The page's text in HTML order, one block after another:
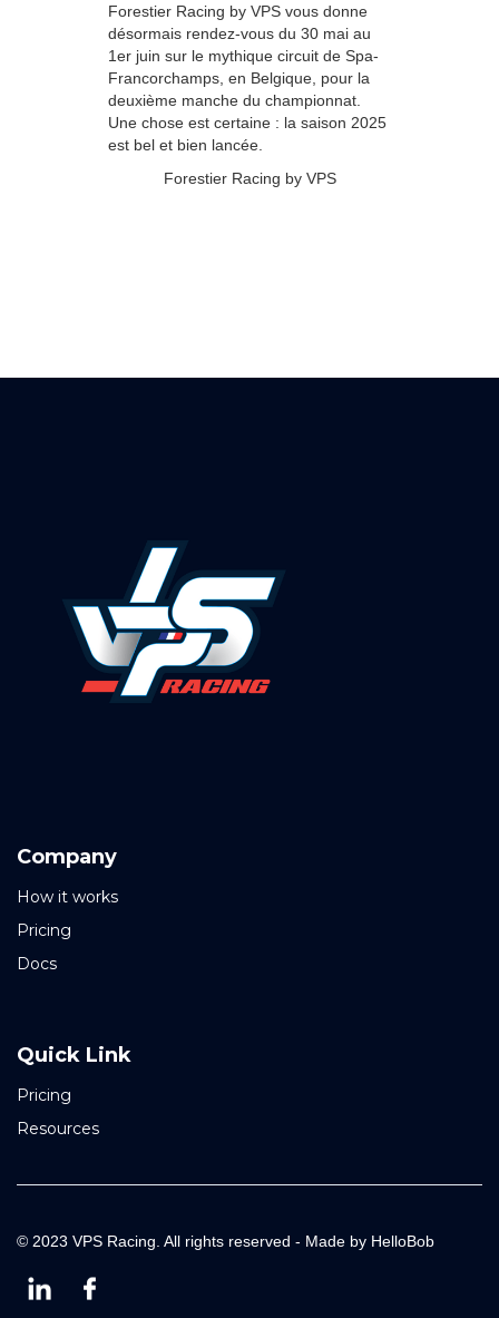
Forestier Racing by VPS vous donne
désormais rendez-vous du 30 mai au
1er juin sur le mythique circuit de Spa-
Francorchamps, en Belgique, pour la
deuxième manche du championnat.
Une chose est certaine : la saison 2025
est bel et bien lancée.
Forestier Racing by VPS
Company
How it works
Pricing
Docs
Quick Link
Pricing
Resources
© 2023 VPS Racing. All rights reserved - Made by HelloBob